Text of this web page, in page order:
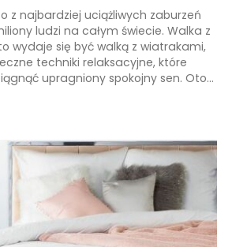
z najbardziej uciążliwych zaburzeń
ludzi na całym świecie. Walka z
wydaje się być walką z wiatrakami,
techniki relaksacyjne, które
upragniony spokojny sen. Oto...